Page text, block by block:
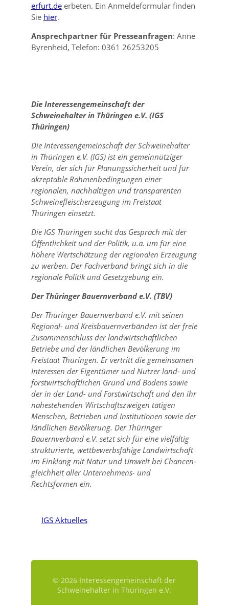
erfurt.deerbeten. Ein Anmeldeformular finden
Sie hier.
Ansprechpartner für Presseanfragen: Anne
Byrenheid, Telefon: 0361 26253205
Die Interessengemeinschaft der
Schweinehalter in Thüringen e.V. (IGS
Thüringen)
Die Interessengemeinschaft der Schweinehalter
in Thüringen e.V. (IGS) ist ein gemeinnütziger
Verein, der sich für Planungssicherheit und für
akzeptable Rahmenbedingungen einer
regionalen, nachhaltigen und transparenten
Schweinefleischerzeugung im Freistaat
Thüringen einsetzt.
Die IGS Thüringen sucht das Gespräch mit der
Öffentlichkeit und der Politik, u.a. um für eine
höhere Wertschätzung der regionalen Erzeugung
zu werben. Der Fachverband bringt sich in die
regionale Politik und Gesetzgebung ein.
Der Thüringer Bauernverband e.V. (TBV)
Der Thüringer Bauernverband e.V. mit seinen
Regional- und Kreisbauernverbänden ist der freie
Zusammenschluss der landwirtschaftlichen
Betriebe und der ländlichen Bevölkerung im
Freistaat Thüringen. Er vertritt die gemeinsamen
Interessen der Eigentümer und Nutzer land- und
forstwirtschaftlichen Grund und Bodens sowie
der in der Land- und Forstwirtschaft und den ihr
nahestehenden Wirtschaftszweigen tätigen
Menschen, Betrieben und Institutionen sowie der
ländlichen Bevölkerung. Der Thüringer
Bauernverband e.V. setzt sich für eine vielfältig
strukturierte, wettbewerbsfähige Landwirtschaft
im Einklang mit Natur und Umwelt bei Chancen-
gleichheit aller Unternehmens- und
Rechtsformen ein.
IGS Aktuelles
© 2026 Interessengemeinschaft der
Schweinehalter in Thüringen e.V.